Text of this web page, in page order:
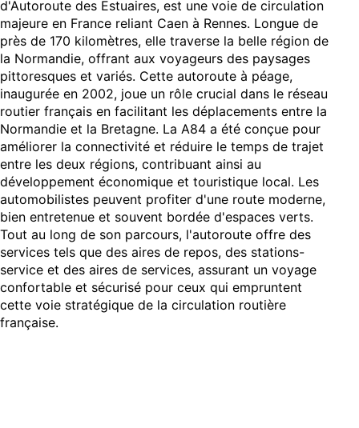
d'Autoroute des Estuaires, est une voie de circulation
majeure en France reliant Caen à Rennes. Longue de
près de 170 kilomètres, elle traverse la belle région de
la Normandie, offrant aux voyageurs des paysages
pittoresques et variés. Cette autoroute à péage,
inaugurée en 2002, joue un rôle crucial dans le réseau
routier français en facilitant les déplacements entre la
Normandie et la Bretagne. La A84 a été conçue pour
améliorer la connectivité et réduire le temps de trajet
entre les deux régions, contribuant ainsi au
développement économique et touristique local. Les
automobilistes peuvent profiter d'une route moderne,
bien entretenue et souvent bordée d'espaces verts.
Tout au long de son parcours, l'autoroute offre des
services tels que des aires de repos, des stations-
service et des aires de services, assurant un voyage
confortable et sécurisé pour ceux qui empruntent
cette voie stratégique de la circulation routière
française.